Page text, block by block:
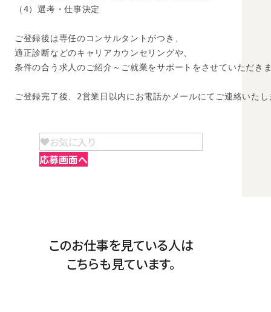
（4）選考・仕事決定
ご登録後は専任のコンサルタントがつき、
適正診断などのキャリアカウンセリングや、
条件の合う求人のご紹介～ご就業をサポートをさせていただき
ご登録完了後、2営業日以内にお電話かメールにてご連絡いたし
お気に入り
応募画面へ
このお仕事を見ている人は
こちらも見ています。